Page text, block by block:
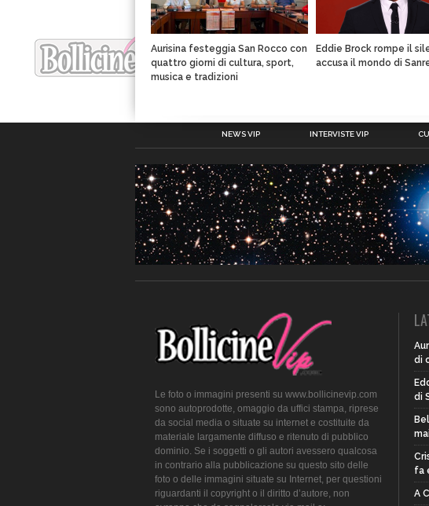
Aurisina festeggia San Rocco con
quattro giorni di cultura, sport,
musica e tradizioni
Eddie Brock rompe il
accusa il mondo di
NEWS VIP INTERVISTE VIP
Le foto o immagini presenti su www.bollicinevip.com
sono autoprodotte, omaggio da uffici stampa, riprese
da social media o situate su internet e costituite da
materiale largamente diffuso e ritenuto di pubblico
dominio. Se i soggetti o gli autori avessero qualcosa
in contrario alla pubblicazione su questo sito delle
foto o delle immagini situate su Internet, per questioni
riguardanti il copyright o il diritto d’autore, non
di
di
fa
A